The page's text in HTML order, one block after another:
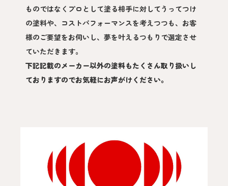
ものではなくプロとして塗る相手に対してうってつけ
の塗料や、コストパフォーマンスを考えつつも、お客
様のご要望をお伺いし、夢を叶えるつもりで選定させ
ていただきます。
下記記載のメーカー以外の塗料もたくさん取り扱いし
ておりますのでお気軽にお声がけください。